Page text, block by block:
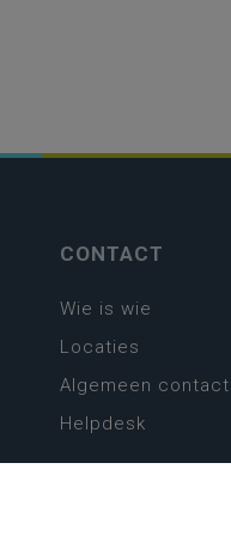
CONTACT
Wie is wie
Locaties
Algemeen contact
Helpdesk